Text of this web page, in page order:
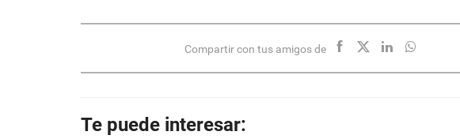
Compartir con tus amigos de
Te puede interesar: